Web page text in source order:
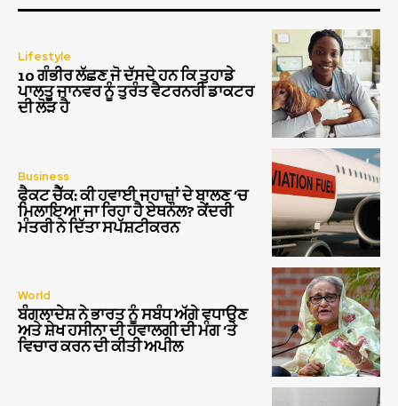
Lifestyle
10 ਗੰਭੀਰ ਲੱਛਣ ਜੋ ਦੱਸਦੇ ਹਨ ਕਿ ਤੁਹਾਡੇ
ਪਾਲਤੂ ਜਾਨਵਰ ਨੂੰ ਤੁਰੰਤ ਵੈਟਰਨਰੀ ਡਾਕਟਰ
ਦੀ ਲੋੜ ਹੈ
Business
ਫੈਕਟ ਚੈੱਕ: ਕੀ ਹਵਾਈ ਜਹਾਜ਼ਾਂ ਦੇ ਬਾਲਣ ‘ਚ
ਮਿਲਾਇਆ ਜਾ ਰਿਹਾ ਹੈ ਏਥਨੌਲ? ਕੇਂਦਰੀ
ਮੰਤਰੀ ਨੇ ਦਿੱਤਾ ਸਪੱਸ਼ਟੀਕਰਨ
World
ਬੰਗਲਾਦੇਸ਼ ਨੇ ਭਾਰਤ ਨੂੰ ਸਬੰਧ ਅੱਗੇ ਵਧਾਉਣ
ਅਤੇ ਸ਼ੇਖ ਹਸੀਨਾ ਦੀ ਹਵਾਲਗੀ ਦੀ ਮੰਗ ‘ਤੇ
ਵਿਚਾਰ ਕਰਨ ਦੀ ਕੀਤੀ ਅਪੀਲ